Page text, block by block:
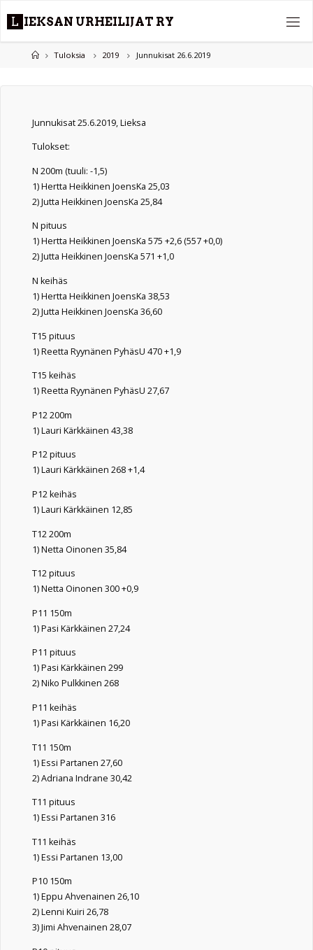
L IEKSAN URHEILIJAT RY
HomeTuloksia 2019 Junnukisat 26.6.2019
Junnukisat 25.6.2019, Lieksa
Tulokset:
N 200m (tuuli: -1,5)
1) Hertta Heikkinen JoensKa 25,03
2) Jutta Heikkinen JoensKa 25,84
N pituus
1) Hertta Heikkinen JoensKa 575 +2,6 (557 +0,0)
2) Jutta Heikkinen JoensKa 571 +1,0
N keihäs
1) Hertta Heikkinen JoensKa 38,53
2) Jutta Heikkinen JoensKa 36,60
T15 pituus
1) Reetta Ryynänen PyhäsU 470 +1,9
T15 keihäs
1) Reetta Ryynänen PyhäsU 27,67
P12 200m
1) Lauri Kärkkäinen 43,38
P12 pituus
1) Lauri Kärkkäinen 268 +1,4
P12 keihäs
1) Lauri Kärkkäinen 12,85
T12 200m
1) Netta Oinonen 35,84
T12 pituus
1) Netta Oinonen 300 +0,9
P11 150m
1) Pasi Kärkkäinen 27,24
P11 pituus
1) Pasi Kärkkäinen 299
2) Niko Pulkkinen 268
P11 keihäs
1) Pasi Kärkkäinen 16,20
T11 150m
1) Essi Partanen 27,60
2) Adriana Indrane 30,42
T11 pituus
1) Essi Partanen 316
T11 keihäs
1) Essi Partanen 13,00
P10 150m
1) Eppu Ahvenainen 26,10
2) Lenni Kuiri 26,78
3) Jimi Ahvenainen 28,07